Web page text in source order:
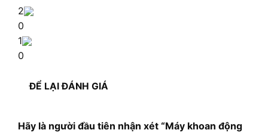
2
0
1
0
ĐỂ LẠI ĐÁNH GIÁ
Hãy là người đầu tiên nhận xét “Máy khoan động